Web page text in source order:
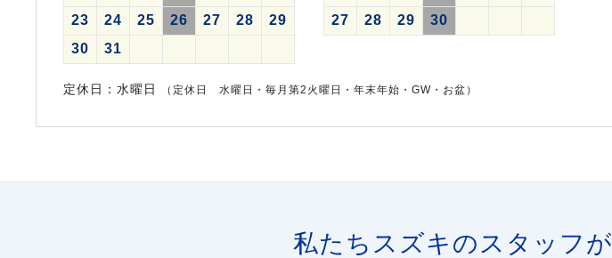
23
24 25 26 27 28
29
30
31
27
28 29 30
定休日：水曜日 （定休日 水曜日・毎月第2火曜日・年末年始・GW・お盆）
私たちスズキのスタッフ